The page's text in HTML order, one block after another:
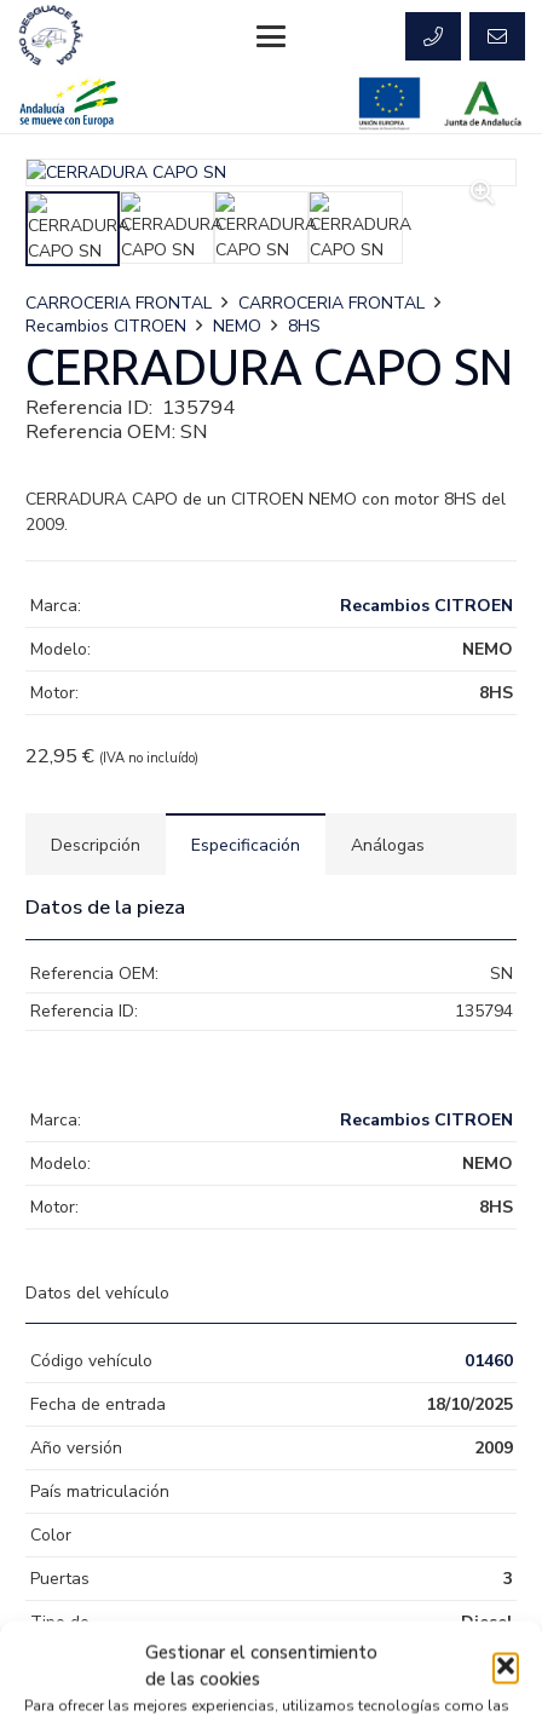
Gestionar el consentimiento
de las cookies
Para ofrecer las mejores experiencias, utilizamos tecnologías como las
CARROCERIA FRONTAL
CARROCERIA FRONTAL
Recambios CITROEN
NEMO 8HS
CERRADURA CAPO SN
Referencia ID: 135794
Referencia OEM: SN
CERRADURA CAPO de un CITROEN NEMO con motor 8HS del
2009.
22,95 € (IVA no incluído)
Marca:
Recambios CITROEN
Modelo:
NEMO
Motor:
8HS
Descripción Especificación Análogas
Datos de la pieza
Referencia OEM:
SN
Referencia ID:
135794
Marca:
Recambios CITROEN
Modelo:
NEMO
Motor:
8HS
Datos del vehículo
Código vehículo
01460
Fecha de entrada
18/10/2025
Año versión
2009
País matriculación
Color
Puertas
3
Tipo de
Diesel
8HS